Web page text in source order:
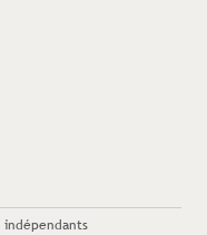
indépendants